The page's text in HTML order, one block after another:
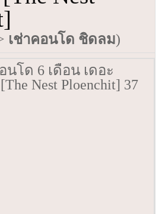
เช่าคอนโด ชิดลม)
นโด 6 เดือน เดอะ
Nest Ploenchit] 37